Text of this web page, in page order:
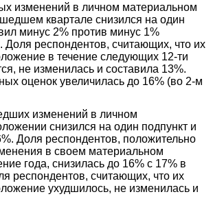
изменений в личном материальном
квартале снизился на один
минус 2% против минус 1%
Доля респондентов, считающих, что их
в течение следующих 12-ти
не изменилась и составила 13%.
оценок увеличилась до 16% (во 2-м
изменений в личном
снизился на один подпункт и
Доля респондентов, положительно
в своем материальном
года, снизилась до 16% с 17% в
респондентов, считающих, что их
ухудшилось, не изменилась и